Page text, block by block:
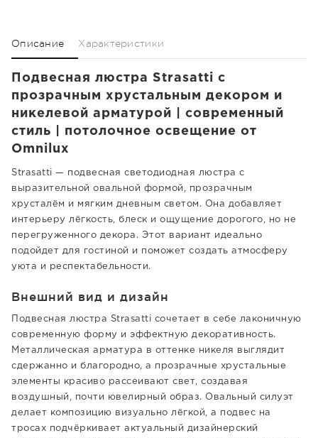
Описание Характеристики
Подвесная люстра Strasatti с
прозрачным хрустальным декором и
никелевой арматурой | современный
стиль | потолочное освещение от
Omnilux
Strasatti — подвесная светодиодная люстра с
выразительной овальной формой, прозрачным
хрусталём и мягким дневным светом. Она добавляет
интерьеру лёгкость, блеск и ощущение дорогого, но не
перегруженного декора. Этот вариант идеально
подойдет для гостиной и поможет создать атмосферу
уюта и респектабельности.
Внешний вид и дизайн
Подвесная люстра Strasatti сочетает в себе лаконичную
современную форму и эффектную декоративность.
Металлическая арматура в оттенке никеля выглядит
сдержанно и благородно, а прозрачные хрустальные
элементы красиво рассеивают свет, создавая
воздушный, почти ювелирный образ. Овальный силуэт
делает композицию визуально лёгкой, а подвес на
тросах подчёркивает актуальный дизайнерский